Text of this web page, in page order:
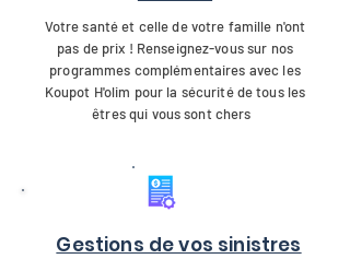
Votre santé et celle de votre famille n'ont
pas de prix ! Renseignez-vous sur nos
programmes complémentaires avec les
Koupot H'olim pour la sécurité de tous les
êtres qui vous sont chers
Gestions de vos sinistres